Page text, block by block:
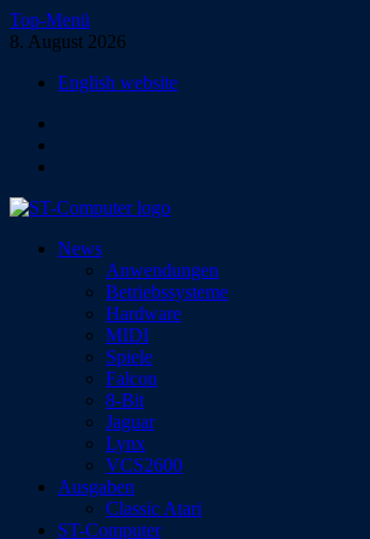
Zum
Inhalt
Top-Menü
8. August 2026
English website
ST-Computer
Das Magazin für Atari-Computer und -Konsolen
News
Anwendungen
Betriebssysteme
Hardware
MIDI
Spiele
Falcon
8-Bit
Jaguar
Lynx
VCS2600
Ausgaben
Classic Atari
ST-Computer